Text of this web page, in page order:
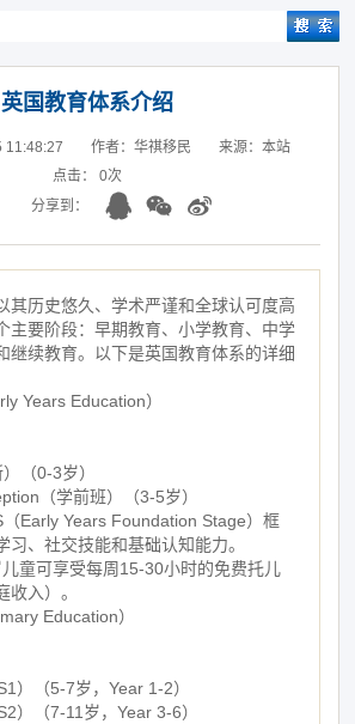
英国教育体系介绍
11:48:27 作者：华祺移民
来源：本站
点击： 0次
分享到：
其历史悠久、学术严谨和全球认可度高
主要阶段：早期教育、小学教育、中学
继续教育。以下是英国教育体系的详细
Years Education）
（0-3岁）
（学前班）（3-5岁）
Early Years Foundation Stage）框
习、社交技能和基础认知能力。
童可享受每周15-30小时的免费托儿
收入）。
Education）
）（5-7岁，Year 1-2）
）（7-11岁，Year 3-6）